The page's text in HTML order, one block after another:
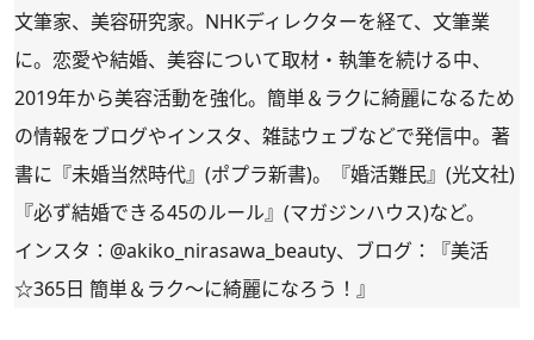
文筆家、美容研究家。NHKディレクターを経て、文筆業
に。恋愛や結婚、美容について取材・執筆を続ける中、
2019年から美容活動を強化。簡単＆ラクに綺麗になるため
の情報をブログやインスタ、雑誌ウェブなどで発信中。著
書に 『未婚当然時代』 (ポプラ新書)。 『婚活難民』 (光文社)
『必ず結婚できる45のルール』(マガジンハウス)など。
インスタ： @akiko_nirasawa_beauty、ブログ：
『美活
☆365日 簡単＆ラク～に綺麗になろう！』